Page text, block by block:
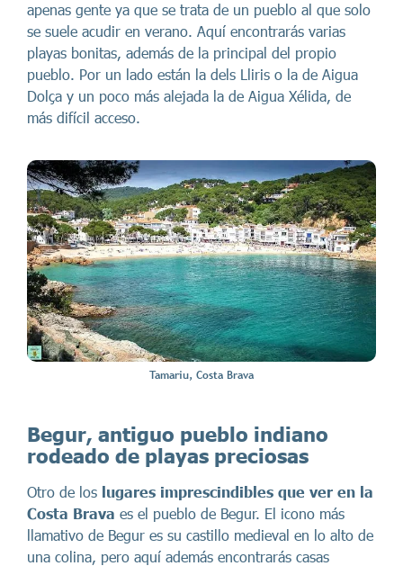
apenas gente ya que se trata de un pueblo al que solo
se suele acudir en verano. Aquí encontrarás varias
playas bonitas, además de la principal del propio
pueblo. Por un lado están la dels Lliris o la de Aigua
Dolça y un poco más alejada la de Aigua Xélida, de
más difícil acceso.
Tamariu, Costa Brava
Begur, antiguo pueblo indiano
rodeado de playas preciosas
Otro de los lugares imprescindibles que ver en la
Costa Brava es el pueblo de Begur. El icono más
llamativo de Begur es su castillo medieval en lo alto de
una colina, pero aquí además encontrarás casas